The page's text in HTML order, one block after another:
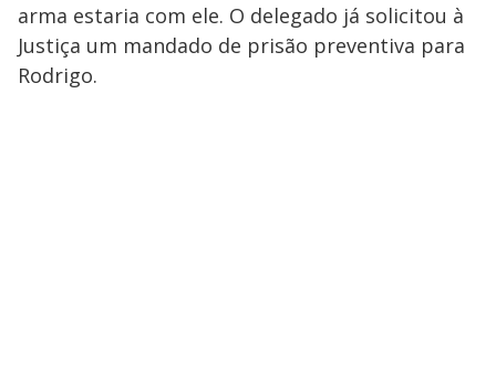
arma estaria com ele. O delegado já solicitou à
Justiça um mandado de prisão preventiva para
Rodrigo.